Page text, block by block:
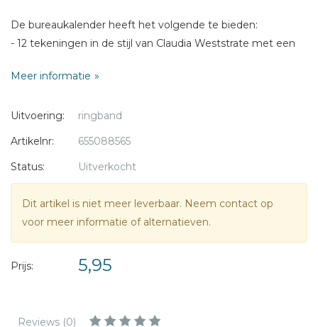
De bureaukalender heeft het volgende te bieden:
- 12 tekeningen in de stijl van Claudia Weststrate met een
- Bijbelteksten uit de Statenvertaling
vertrouwen op Gods weg
- De christelijke feestdagen staan vermeld
Bindwijze: ringband
maandoverzicht, daaronder staat een tekening van Art by
Claudia met bijpassende Bijbeltekst
Begint op: zondag
Afmeting: 10,5 x 21 cm
Meer informatie
Uitvoering:
ringband
Artikelnr:
655088565
Status:
Uitverkocht
Dit artikel is niet meer leverbaar. Neem contact op
voor meer informatie of alternatieven.
Prijs: 5,95
Reviews (0)
* = verplicht